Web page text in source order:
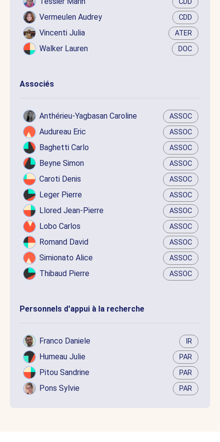
Vermeulen Audrey CDD
Vincenti Julia ATER
Walker Lauren DOC
Associés
Anthérieu-Yagbasan Caroline ASSOC
Audureau Eric ASSOC
Baghetti Carlo ASSOC
Beyne Simon ASSOC
Caroti Denis ASSOC
Leger Pierre ASSOC
Llored Jean-Pierre ASSOC
Lobo Carlos ASSOC
Romand David ASSOC
Simionato Alice ASSOC
Thibaud Pierre ASSOC
Personnels d'appui à la recherche
Franco Daniele IR
Humeau Julie PAR
Pitou Sandrine PAR
Pons Sylvie PAR